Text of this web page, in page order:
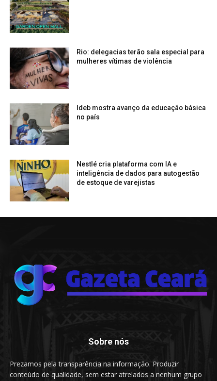
Rio: delegacias terão sala especial para
mulheres vítimas de violência
Ideb mostra avanço da educação básica
no país
Nestlé cria plataforma com IA e
inteligência de dados para autogestão
de estoque de varejistas
Sobre nós
Prezamos pela transparência na informação. Produzir
conteúdo de qualidade, sem estar atrelados a nenhum grupo